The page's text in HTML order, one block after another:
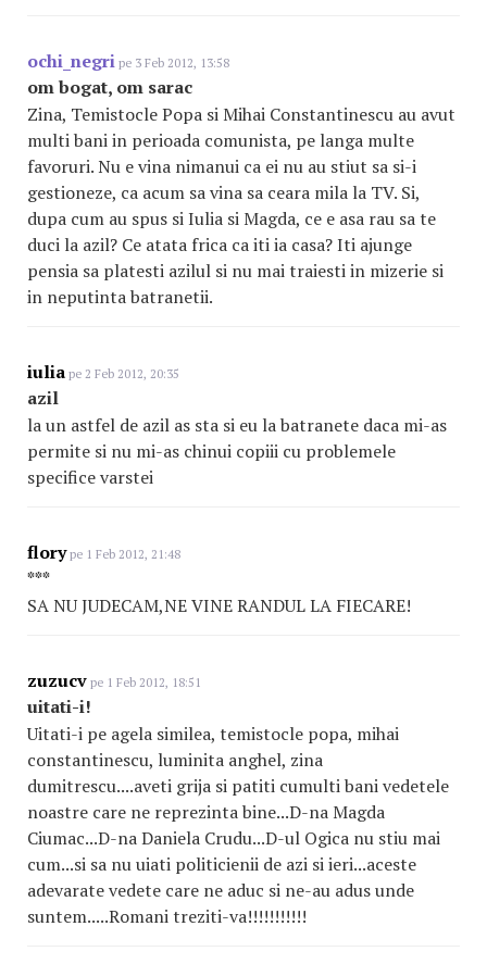
ochi_negri pe 3 Feb 2012, 13:58
om bogat, om sarac
Zina, Temistocle Popa si Mihai Constantinescu au avut
multi bani in perioada comunista, pe langa multe
favoruri. Nu e vina nimanui ca ei nu au stiut sa si-i
gestioneze, ca acum sa vina sa ceara mila la TV. Si,
dupa cum au spus si Iulia si Magda, ce e asa rau sa te
duci la azil? Ce atata frica ca iti ia casa? Iti ajunge
pensia sa platesti azilul si nu mai traiesti in mizerie si
in neputinta batranetii.
iulia pe 2 Feb 2012, 20:35
azil
la un astfel de azil as sta si eu la batranete daca mi-as
permite si nu mi-as chinui copiii cu problemele
specifice varstei
florype 1 Feb 2012, 21:48
***
SA NU JUDECAM,NE VINE RANDUL LA FIECARE!
zuzucv pe 1 Feb 2012, 18:51
uitati-i!
Uitati-i pe agela similea, temistocle popa, mihai
constantinescu, luminita anghel, zina
dumitrescu....aveti grija si patiti cumulti bani vedetele
noastre care ne reprezinta bine...D-na Magda
Ciumac...D-na Daniela Crudu...D-ul Ogica nu stiu mai
cum...si sa nu uiati politicienii de azi si ieri...aceste
adevarate vedete care ne aduc si ne-au adus unde
suntem.....Romani treziti-va!!!!!!!!!!!